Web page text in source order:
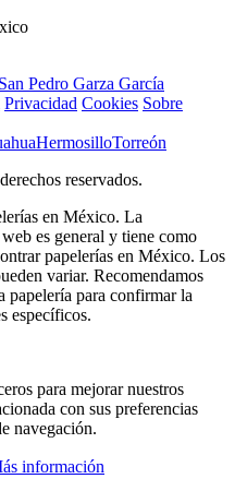
San Pedro Garza García
Privacidad Cookies Sobre
HermosilloTorreón
reservados.
en México. La
es general y tiene como
papelerías en México. Los
variar. Recomendamos
papelería para confirmar la
específicos.
para mejorar nuestros
con sus preferencias
navegación.
información